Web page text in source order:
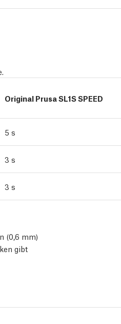
Original Prusa SL1S SPEED
5 s
3 s
3 s
(0,6 mm)
gibt